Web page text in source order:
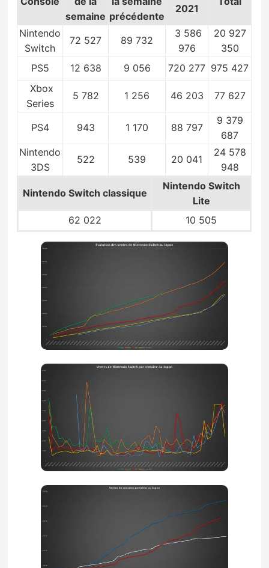
semaine précédente
2021
Nintendo
Switch
72 527 89 732
3 586
976
20 927
350
PS5
12 638 9 056 720 277 975 427
Xbox
Series
5 782 1 256 46 203 77 627
PS4 943 1 170 88 797
9 379
687
Nintendo
3DS
522 539 20 041
24 578
948
Nintendo Switch classique
Nintendo Switch
Lite
62 022
10 505